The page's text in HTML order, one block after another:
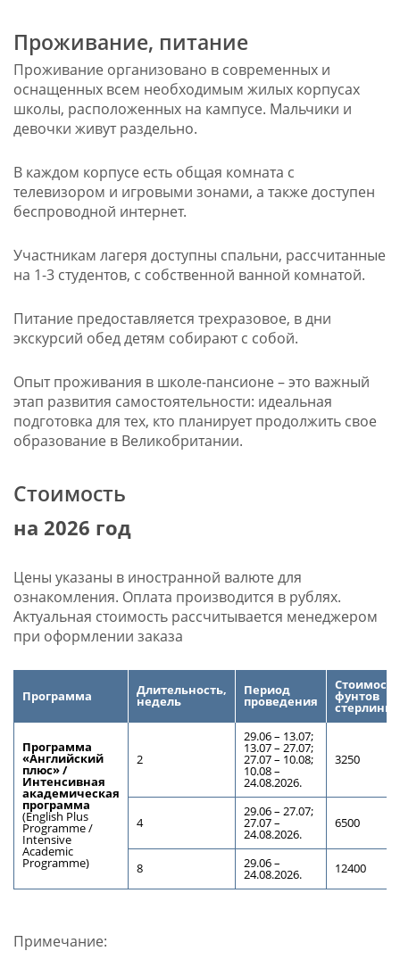
Проживание, питание
Проживание организовано в современных и
оснащенных всем необходимым жилых корпусах
школы, расположенных на кампусе. Мальчики и
девочки живут раздельно.
В каждом корпусе есть общая комната с
телевизором и игровыми зонами, а также доступен
беспроводной интернет.
Участникам лагеря доступны спальни, рассчитанные
на 1-3 студентов, с собственной ванной комнатой.
Питание предоставляется трехразовое, в дни
экскурсий обед детям собирают с собой.
Опыт проживания в школе-пансионе – это важный
этап развития самостоятельности: идеальная
подготовка для тех, кто планирует продолжить свое
образование в Великобритании.
Стоимость
на 2026 год
Цены указаны в иностранной валюте для
ознакомления. Оплата производится в рублях.
Актуальная стоимость рассчитывается менеджером
при оформлении заказа
Программа Длительность,
недель
Период
проведения фунтов
Программа
«Английский
плюс» /
Интенсивная
академическая
программа
(English Plus
Programme /
Intensive
Academic
Programme)
2
29.06 – 13.07;
13.07 – 27.07;
27.07 – 10.08;
10.08 –
24.08.2026.
3250
4
29.06 – 27.07;
27.07 –
24.08.2026.
6500
8 29.06 –
24.08.2026. 12400
Примечание: